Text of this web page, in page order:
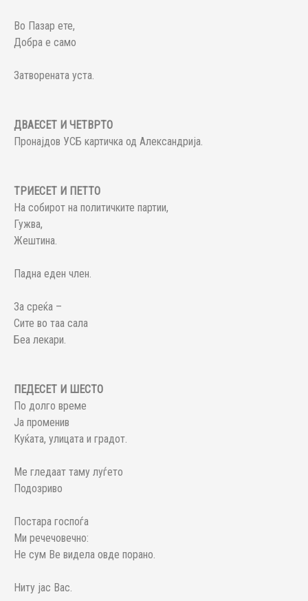
Во Пазар ете,
Добра е само
Затворената уста.
ДВАЕСЕТ И ЧЕТВРТО
Пронајдов УСБ картичка од Александрија.
ТРИЕСЕТ И ПЕТТО
На собирот на политичките партии,
Гужва,
Жештина.
Падна еден член.
За среќа –
Сите во таа сала
Беа лекари.
ПЕДЕСЕТ И ШЕСТО
По долго време
Ја променив
Куќата, улицата и градот.
Ме гледаат таму луѓето
Подозриво
Постара госпоѓа
Ми речечовечно:
Не сум Ве видела овде порано.
Ниту јас Вас.